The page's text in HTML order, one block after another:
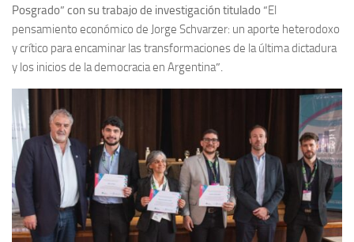
Posgrado” con su trabajo de investigación titulado “El
pensamiento económico de Jorge Schvarzer: un aporte heterodoxo
y crítico para encaminar las transformaciones de la última dictadura
y los inicios de la democracia en Argentina”.